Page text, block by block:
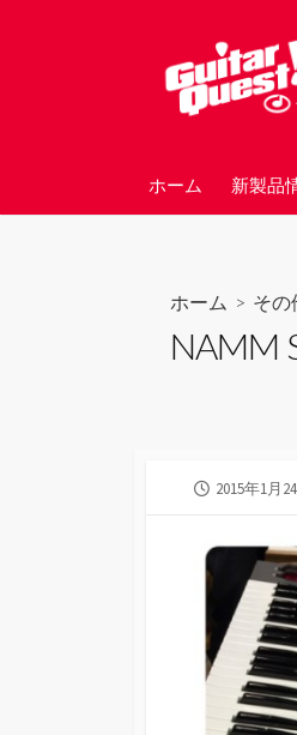
ホーム 新製品
ホーム > その
NAMM
公
2015年1月